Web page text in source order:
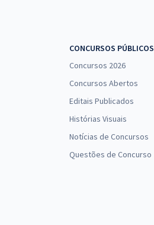
CONCURSOS PÚBLICOS
Concursos 2026
Concursos Abertos
Editais Publicados
Histórias Visuais
Notícias de Concursos
Questões de Concurso